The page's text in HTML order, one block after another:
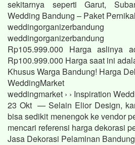
sekitarnya seperti Garut,
Wedding Bandung – Paket
weddingorganizerbandung
weddingorganizerbandung
Rp105.999.000 Harga aslinya
Rp100.999.000 Harga saat ini
Khusus Warga Bandung! Harga
WeddingMarket
weddingmarket › › Inspiration
23 Okt — Selain Elior Design,
bisa sedikit menengok ke vendor
mencari referensi harga dekorasi
Jasa Dekorasi Pelaminan Bandung